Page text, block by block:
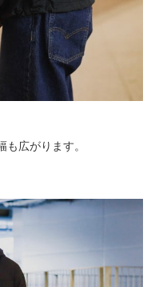
広がります。